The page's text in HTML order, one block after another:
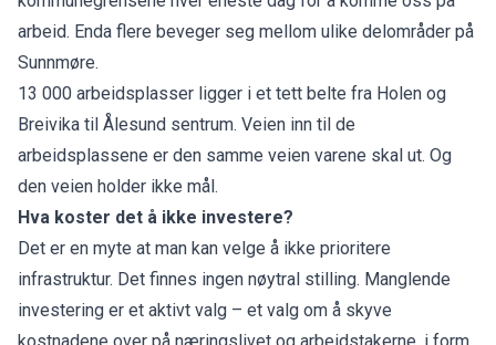
arbeid. Enda flere beveger seg mellom ulike delområder på
Sunnmøre.
13 000 arbeidsplasser ligger i et tett belte fra Holen og
Breivika til Ålesund sentrum. Veien inn til de
arbeidsplassene er den samme veien varene skal ut. Og
den veien holder ikke mål.
Hva koster det å ikke investere?
Det er en myte at man kan velge å ikke prioritere
infrastruktur. Det finnes ingen nøytral stilling. Manglende
investering er et aktivt valg – et valg om å skyve